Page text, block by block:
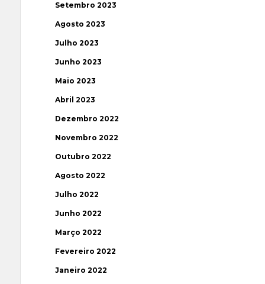
Setembro 2023
Agosto 2023
Julho 2023
Junho 2023
Maio 2023
Abril 2023
Dezembro 2022
Novembro 2022
Outubro 2022
Agosto 2022
Julho 2022
Junho 2022
Março 2022
Fevereiro 2022
Janeiro 2022